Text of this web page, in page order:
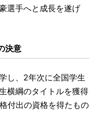
選手へと成長を遂げ
決意
し、2年次に全国学生
横綱のタイトルを獲得
付出の資格を得たもの